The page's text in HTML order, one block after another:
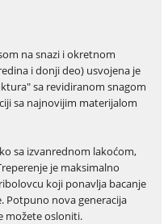
na snazi i okretnom
i donji deo) usvojena je
sa revidiranom snagom
sa najnovijim materijalom
sa izvanrednom lakoćom,
je maksimalno
koji ponavlja bacanje
Potpuno nova generacija
možete osloniti.